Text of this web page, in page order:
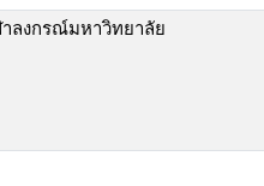
ลงกรณ์มหาวิทยาลัย